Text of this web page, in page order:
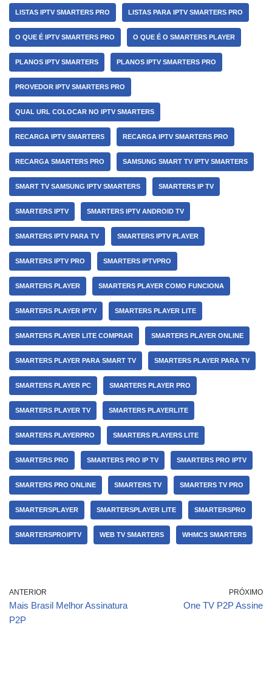
LISTAS IPTV SMARTERS PRO LISTAS PARA IPTV SMARTERS PRO
O QUE É IPTV SMARTERS PRO O QUE É O SMARTERS PLAYER
PLANOS IPTV SMARTERS PLANOS IPTV SMARTERS PRO
PROVEDOR IPTV SMARTERS PRO
QUAL URL COLOCAR NO IPTV SMARTERS
RECARGA IPTV SMARTERS RECARGA IPTV SMARTERS PRO
RECARGA SMARTERS PRO SAMSUNG SMART TV IPTV SMARTERS
SMART TV SAMSUNG IPTV SMARTERS SMARTERS IP TV
SMARTERS IPTV SMARTERS IPTV ANDROID TV
SMARTERS IPTV PARA TV SMARTERS IPTV PLAYER
SMARTERS IPTV PRO SMARTERS IPTVPRO
SMARTERS PLAYER SMARTERS PLAYER COMO FUNCIONA
SMARTERS PLAYER IPTV SMARTERS PLAYER LITE
SMARTERS PLAYER LITE COMPRAR SMARTERS PLAYER ONLINE
SMARTERS PLAYER PARA SMART TV SMARTERS PLAYER PARA TV
SMARTERS PLAYER PC SMARTERS PLAYER PRO
SMARTERS PLAYER TV SMARTERS PLAYERLITE
SMARTERS PLAYERPRO SMARTERS PLAYERS LITE
SMARTERS PRO SMARTERS PRO IP TV SMARTERS PRO IPTV
SMARTERS PRO ONLINE SMARTERS TV SMARTERS TV PRO
SMARTERSPLAYER SMARTERSPLAYER LITE SMARTERSPRO
SMARTERSPROIPTV WEB TV SMARTERS WHMCS SMARTERS
ANTERIOR
Mais Brasil Melhor Assinatura
P2P
PRÓXIMO
One TV P2P Assine